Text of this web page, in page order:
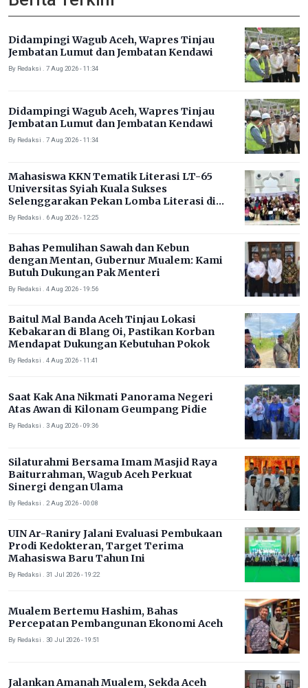
Didampingi Wagub Aceh, Wapres Tinjau
Jembatan Lumut dan Jembatan Kendawi
By Redaksi . 7 Aug 2026 - 11:34
Didampingi Wagub Aceh, Wapres Tinjau
Jembatan Lumut dan Jembatan Kendawi
By Redaksi . 7 Aug 2026 - 11:34
Mahasiswa KKN Tematik Literasi LT-65
Universitas Syiah Kuala Sukses
Selenggarakan Pekan Lomba Literasi di
Gampong Rhieng Blang
By Redaksi . 6 Aug 2026 - 12:25
Bahas Pemulihan Sawah dan Kebun
dengan Mentan, Gubernur Mualem: Kami
Butuh Dukungan Pak Menteri
By Redaksi . 4 Aug 2026 - 19:56
Baitul Mal Banda Aceh Tinjau Lokasi
Kebakaran di Blang Oi, Pastikan Korban
Mendapat Dukungan Kebutuhan Pokok
By Redaksi . 4 Aug 2026 - 11:41
Saat Kak Ana Nikmati Panorama Negeri
Atas Awan di Kilonam Geumpang Pidie
By Redaksi . 3 Aug 2026 - 09:36
Silaturahmi Bersama Imam Masjid Raya
Baiturrahman, Wagub Aceh Perkuat
Sinergi dengan Ulama
By Redaksi . 2 Aug 2026 - 00:08
UIN Ar-Raniry Jalani Evaluasi Pembukaan
Prodi Kedokteran, Target Terima
Mahasiswa Baru Tahun Ini
By Redaksi . 31 Jul 2026 - 19:22
Mualem Bertemu Hashim, Bahas
Percepatan Pembangunan Ekonomi Aceh
By Redaksi . 30 Jul 2026 - 19:51
Jalankan Amanah Mualem, Sekda Aceh